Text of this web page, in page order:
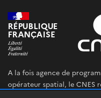
RÉPUBLIQUE
FRANÇAISE
A la fois agence de
opérateur spatial, le CNES